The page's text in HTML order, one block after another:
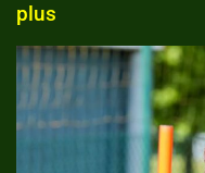
plus